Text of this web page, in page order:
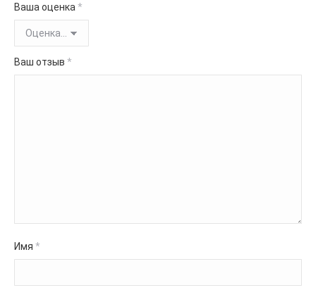
Ваша оценка *
Ваш отзыв *
Имя *